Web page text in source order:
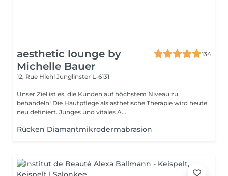
aesthetic lounge by
Michelle Bauer
134
12, Rue Hiehl Junglinster L-6131
Unser Ziel ist es, die Kunden auf höchstem Niveau zu
behandeln! Die Hautpflege als ästhetische Therapie wird heute
neu definiert. Junges und vitales A...
Rücken Diamantmikrodermabrasion